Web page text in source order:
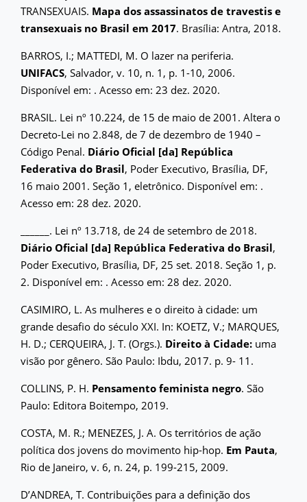
TRANSEXUAIS. Mapa dos assassinatos de travestis e
transexuais no Brasil em 2017. Brasília: Antra, 2018.
BARROS, I.; MATTEDI, M. O lazer na periferia.
UNIFACS, Salvador, v. 10, n. 1, p. 1-10, 2006.
Disponível em: . Acesso em: 23 dez. 2020.
BRASIL. Lei nº 10.224, de 15 de maio de 2001. Altera o
Decreto-Lei no 2.848, de 7 de dezembro de 1940 –
Código Penal. Diário Oficial [da] República
Federativa do Brasil, Poder Executivo, Brasília, DF,
16 maio 2001. Seção 1, eletrônico. Disponível em: .
Acesso em: 28 dez. 2020.
______. Lei nº 13.718, de 24 de setembro de 2018.
Diário Oficial [da] República Federativa do Brasil,
Poder Executivo, Brasília, DF, 25 set. 2018. Seção 1, p.
2. Disponível em: . Acesso em: 28 dez. 2020.
CASIMIRO, L. As mulheres e o direito à cidade: um
grande desafio do século XXI. In: KOETZ, V.; MARQUES,
H. D.; CERQUEIRA, J. T. (Orgs.). Direito à Cidade: uma
visão por gênero. São Paulo: Ibdu, 2017. p. 9- 11.
COLLINS, P. H. Pensamento feminista negro. São
Paulo: Editora Boitempo, 2019.
COSTA, M. R.; MENEZES, J. A. Os territórios de ação
política dos jovens do movimento hip-hop. Em Pauta,
Rio de Janeiro, v. 6, n. 24, p. 199-215, 2009.
D’ANDREA, T. Contribuições para a definição dos